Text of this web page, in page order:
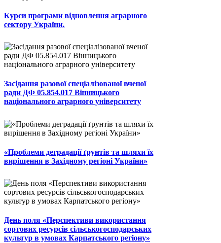
Курси програми відновлення аграрного
сектору України.
Засідання разової спеціалізованої вченої
ради ДФ 05.854.017 Вінницького
національного аграрного університету
«Проблеми деградації ґрунтів та шляхи їх
вирішення в Західному регіоні України»
День поля «Перспективи використання
сортових ресурсів сільськогосподарських
культур в умовах Карпатського регіону»